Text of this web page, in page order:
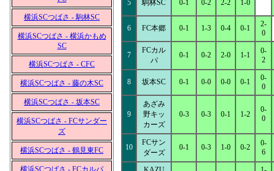
横浜SCつばさ - 駒林SC
横浜SCつばさ - 横浜かもめ
SC
横浜SCつばさ - CFC
横浜SCつばさ - 藤の木SC
横浜SCつばさ - 坂本SC
横浜SCつばさ - FCサンダー
ズ
横浜SCつばさ - 鶴見東FC
横浜SCつばさ - FCカルパ
5 駒林SC 0-1 0-2 2-2 1-0
6 FC本郷 0-1 1-3 0-4 0-1
2-
0
7
FCカル
パ
0-1 0-2 2-0 1-1
0-
2
8 坂本SC 0-1 0-0 0-0 0-1
0-
0
9
あざみ
野キッ
カーズ
0-3 0-3 0-1 1-2
0-
0
10
FCサン
ダーズ
0-1 0-3 1-0 0-2
0-
6